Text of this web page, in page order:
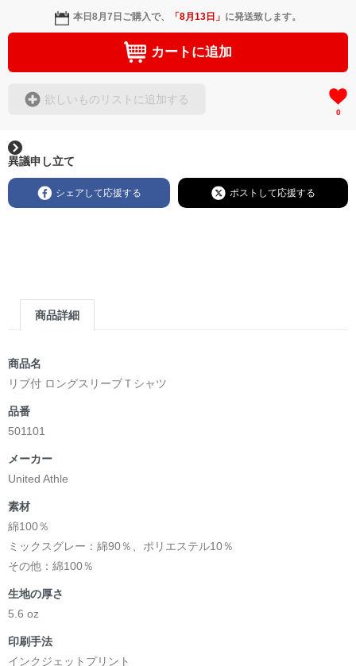
本日8月7日 ご購入で、 「8月13日 」 に発送致します。
カートに追加
欲しいものリストに追加する
0
異議申し立て
シェアして応援する ポストして応援する
商品詳細
商品名
リブ付 ロングスリーブＴシャツ
品番
501101
メーカー
United Athle
素材
綿100％
ミックスグレー：綿90％、ポリエステル10％
その他：綿100％
生地の厚さ
5.6 oz
印刷手法
インクジェットプリント